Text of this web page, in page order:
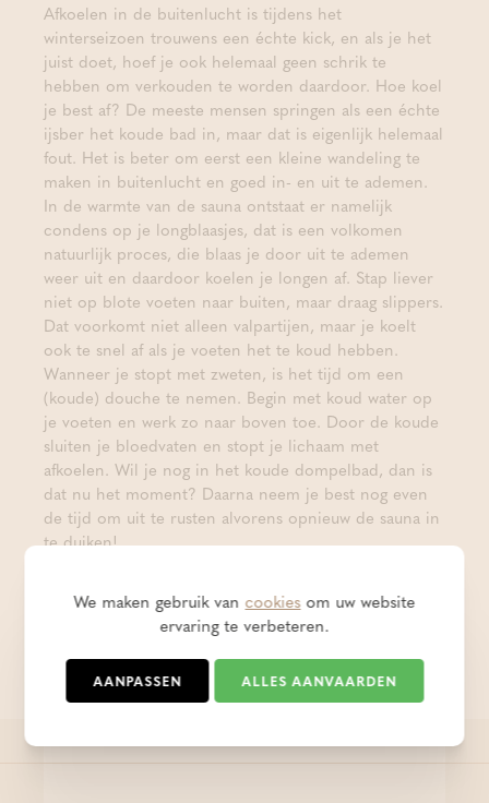
Afkoelen in de buitenlucht is tijdens het
winterseizoen trouwens een échte kick, en als je het
juist doet, hoef je ook helemaal geen schrik te
hebben om verkouden te worden daardoor. Hoe koel
je best af? De meeste mensen springen als een échte
ijsber het koude bad in, maar dat is eigenlijk helemaal
fout. Het is beter om eerst een kleine wandeling te
maken in buitenlucht en goed in- en uit te ademen.
In de warmte van de sauna ontstaat er namelijk
condens op je longblaasjes, dat is een volkomen
natuurlijk proces, die blaas je door uit te ademen
weer uit en daardoor koelen je longen af. Stap liever
niet op blote voeten naar buiten, maar draag slippers.
Dat voorkomt niet alleen valpartijen, maar je koelt
ook te snel af als je voeten het te koud hebben.
Wanneer je stopt met zweten, is het tijd om een
(koude) douche te nemen. Begin met koud water op
je voeten en werk zo naar boven toe. Door de koude
sluiten je bloedvaten en stopt je lichaam met
afkoelen. Wil je nog in het koude dompelbad, dan is
dat nu het moment? Daarna neem je best nog even
de tijd om uit te rusten alvorens opnieuw de sauna in
te duiken!
sauna en wellness een winterdip helpt te vermijden.
Gun jezelf of een van je geliefde een winterboost met
een geschenkbon voor een dagjetoegang tot de
publieke thermen, of een van onze vele
arrangementen!
We maken gebruik vancookiesom uw website
ervaring te verbeteren.
AANPASSEN ALLES AANVAARDEN